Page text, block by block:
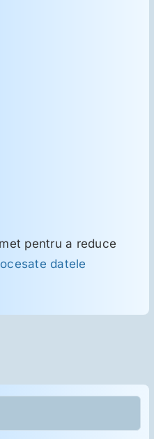
pentru a reduce
datele